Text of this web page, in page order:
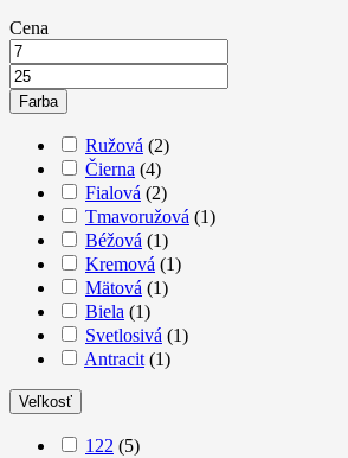
Cena
Farba
Ružová (2)
Čierna (4)
Fialová (2)
Tmavoružová (1)
Béžová (1)
Kremová (1)
Mätová (1)
Biela (1)
Svetlosivá (1)
Antracit (1)
Veľkosť
122 (5)